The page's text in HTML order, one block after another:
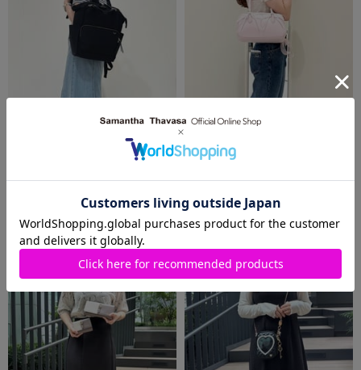
2026.08.08
Samantha Thavasa
2026.08.07
Samantha Thavasa